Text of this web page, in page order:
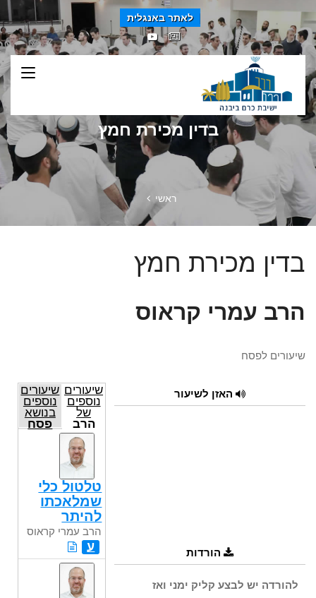
לאתר באנגלית
בדין מכירת חמץ
ראשי
בדין מכירת חמץ
הרב עמרי קראוס
שיעורים לפסח
האזן לשיעור
הורדות
להורדה יש לבצע קליק ימני ואז
שיעורים
נוספים
של
הרב
עמרי
קראוס
שיעורים
נוספים
בנושא
פסח
טלטול כלי
שמלאכתו
להיתר
הרב עמרי קראוס
ע